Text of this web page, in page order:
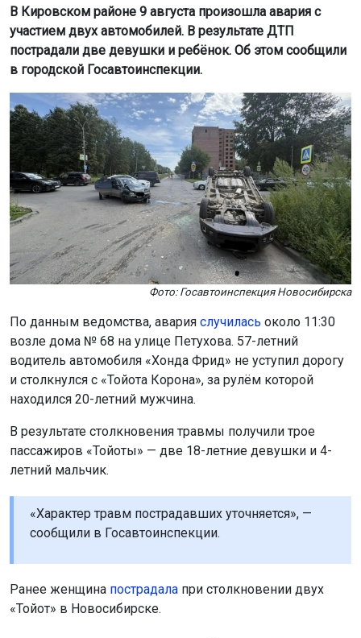
В Кировском районе 9 августа произошла авария с
участием двух автомобилей. В результате ДТП
пострадали две девушки и ребёнок. Об этом сообщили
в городской Госавтоинспекции.
Фото: Госавтоинспекция Новосибирска
По данным ведомства, авария случилась около 11:30
возле дома № 68 на улице Петухова. 57-летний
водитель автомобиля «Хонда Фрид» не уступил дорогу
и столкнулся с «Тойота Корона», за рулём которой
находился 20-летний мужчина.
В результате столкновения травмы получили трое
пассажиров «Тойоты» — две 18-летние девушки и 4-
летний мальчик.
«Характер травм пострадавших уточняется», —
сообщили в Госавтоинспекции.
Ранее женщина пострадала при столкновении двух
«Тойот» в Новосибирске.